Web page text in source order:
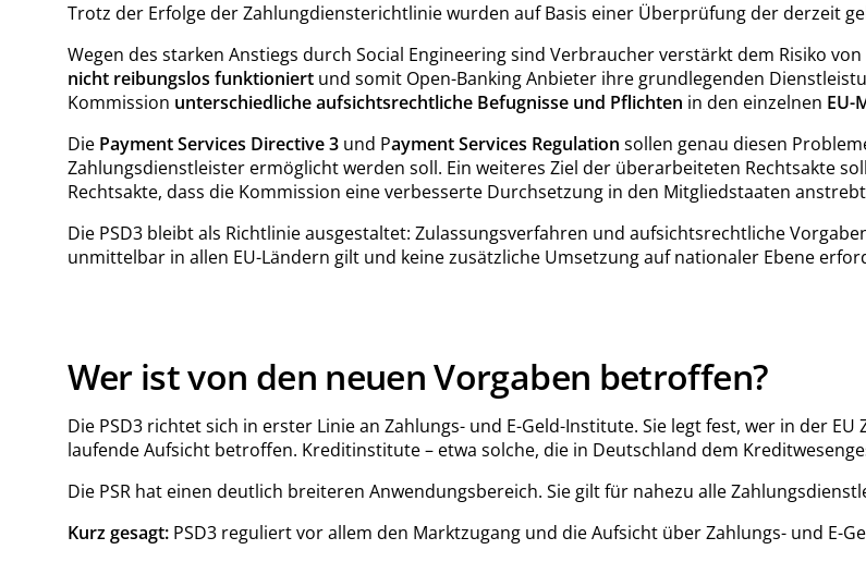
Trotz der Erfolge der Zahlungdiensterichtlinie wurden auf Basis einer Überprüfung der derzeit
Wegen des starken Anstiegs durch Social Engineering sind Verbraucher verstärkt dem Risiko
nicht reibungslos funktioniertund somit Open-Banking Anbieter ihre grundlegenden
Kommission unterschiedliche aufsichtsrechtliche Befugnisse und Pflichten in den einzelnen EU-
Die Payment Services Directive 3und Payment Services Regulation sollen genau diesen
Zahlungsdienstleister ermöglicht werden soll. Ein weiteres Ziel der überarbeiteten Rechtsakte
Rechtsakte, dass die Kommission eine verbesserte Durchsetzung in den Mitgliedstaaten
Die PSD3 bleibt als Richtlinie ausgestaltet: Zulassungsverfahren und aufsichtsrechtliche
unmittelbar in allen EU-Ländern gilt und keine zusätzliche Umsetzung auf nationaler Ebene
Wer ist von den neuen Vorgaben betroffen?
Die PSD3 richtet sich in erster Linie an Zahlungs- und E-Geld-Institute. Sie legt fest, wer in der
laufende Aufsicht betroffen. Kreditinstitute – etwa solche, die in Deutschland dem
Die PSR hat einen deutlich breiteren Anwendungsbereich. Sie gilt für nahezu alle
Kurz gesagt:PSD3 reguliert vor allem den Marktzugang und die Aufsicht über Zahlungs- und E-